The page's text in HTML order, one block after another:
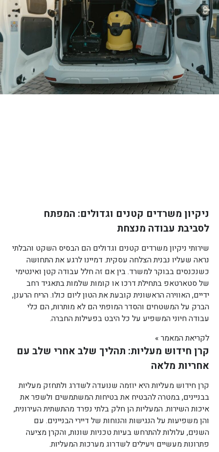
ניקיון משרדים קטנים וגדולים: המפתח
לסביבת עבודה מנצחת
שירותי ניקיון משרדים קטנים וגדולים הם הבסיס השקט והבלתי
נראה שעליו נבנית הצלחה עסקית. דמיינו לרגע את התחושה
כשנכנסים בבוקר למשרד. בין אם זה חלל עבודה קטן ואינטימי
של סטארטאפ בתחילת דרכו או קומות שלמות בתאגיד רחב
ידיים, האווירה הראשונית קובעת את הטון ליום כולו. הריח הרענן,
הברק על המשטחים והסדר המופתי הם לא מותרות, הם כלי
עבודה חיוני המשפיע על כל היבט בפעילות החברה.
לקריאת המאמר »
קרן חידוש מעליות: תהליך שלב אחרי שלב עם
אחריות מלאה
קרן חידוש מעליות היא יוזמה שנועדה לשדרג ולתחזק מעליות
בבניינים, במטרה להבטיח את בטיחות המשתמשים ולשפר את
איכות השירות. המעליות הן חלק בלתי נפרד מהתשתית העירונית,
והן משפיעות על הנגישות והנוחות של דיירי הבניינים. עם
השנים, עלולות להתרחש בעיות טכניות שונות, והקרן מציעה
פתרונות מעשיים ויעילים לשדרוג מערכות המעליות.